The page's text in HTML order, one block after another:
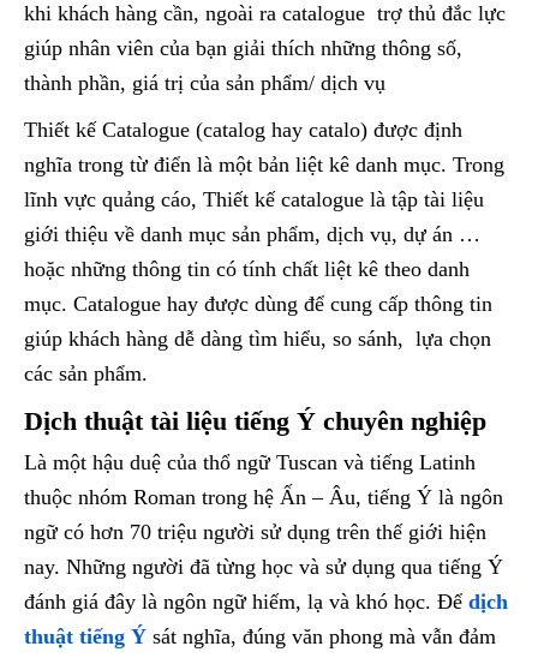
khi khách hàng cần, ngoài ra catalogue trợ thủ đắc lực
giúp nhân viên của bạn giải thích những thông số,
thành phần, giá trị của sản phẩm/ dịch vụ
Thiết kế Catalogue (catalog hay catalo) được định
nghĩa trong từ điển là một bản liệt kê danh mục. Trong
lĩnh vực quảng cáo, Thiết kế catalogue là tập tài liệu
giới thiệu về danh mục sản phẩm, dịch vụ, dự án …
hoặc những thông tin có tính chất liệt kê theo danh
mục. Catalogue hay được dùng để cung cấp thông tin
giúp khách hàng dễ dàng tìm hiểu, so sánh, lựa chọn
các sản phẩm.
Dịch thuật tài liệu tiếng Ý chuyên nghiệp
Là một hậu duệ của thổ ngữ Tuscan và tiếng Latinh
thuộc nhóm Roman trong hệ Ấn – Âu, tiếng Ý là ngôn
ngữ có hơn 70 triệu người sử dụng trên thế giới hiện
nay. Những người đã từng học và sử dụng qua tiếng Ý
đánh giá đây là ngôn ngữ hiếm, lạ và khó học. Để dịch
thuật tiếng Ý sát nghĩa, đúng văn phong mà vẫn đảm